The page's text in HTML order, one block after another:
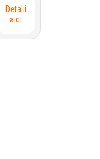
Detalii
aici